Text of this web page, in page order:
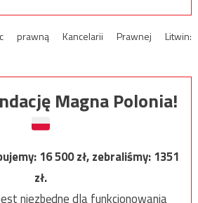
prawną Kancelarii Prawnej Litwin:
Magna Polonia!
16 500zł, zebraliśmy:1351
zł.
niezbędne dla funkcjonowania